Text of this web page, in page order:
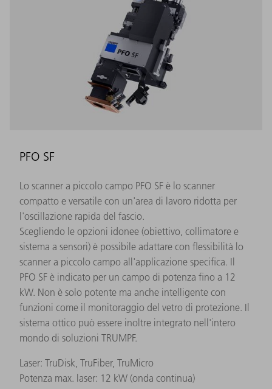
PFO SF
Lo scanner a piccolo campo PFO SF è lo scanner
compatto e versatile con un'area di lavoro ridotta per
l'oscillazione rapida del fascio.
Scegliendo le opzioni idonee (obiettivo, collimatore e
sistema a sensori) è possibile adattare con flessibilità lo
scanner a piccolo campo all'applicazione specifica. Il
PFO SF è indicato per un campo di potenza fino a 12
kW. Non è solo potente ma anche intelligente con
funzioni come il monitoraggio del vetro di protezione. Il
sistema ottico può essere inoltre integrato nell'intero
mondo di soluzioni TRUMPF. ​
Laser: TruDisk, TruFiber, TruMicro
Potenza max. laser: 12 kW (onda continua)